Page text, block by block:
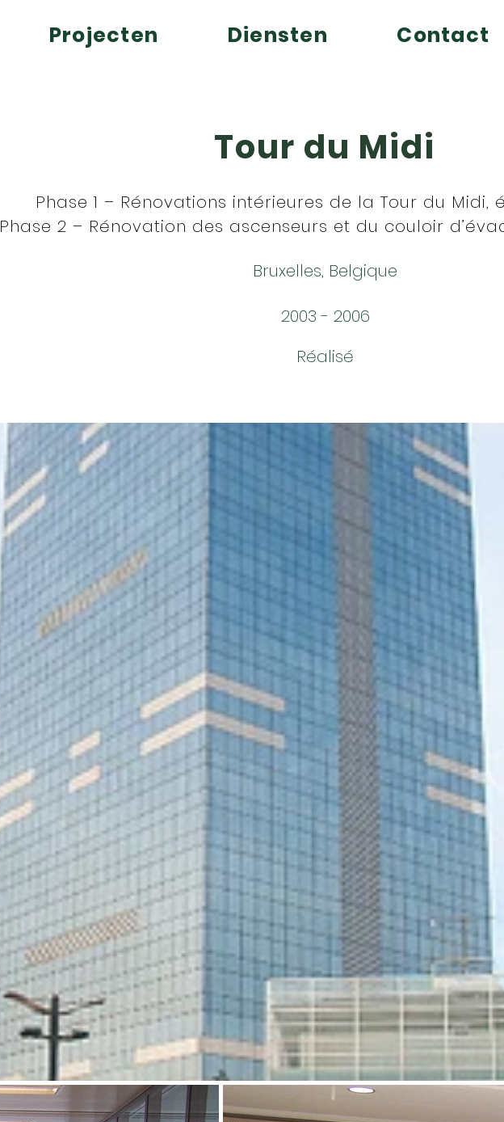
Projecten Diensten Contact
Tour du Midi
Phase 1 – Rénovations intérieures de la Tour du Midi,
Phase 2 – Rénovation des ascenseurs et du couloir
Bruxelles, Belgique
2003 - 2006
Réalisé